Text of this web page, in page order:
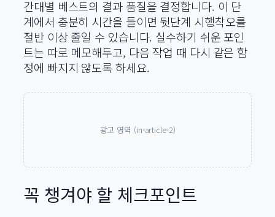
간대별 베스트의 결과 품질을 결정합니다. 이 단
계에서 충분히 시간을 들이면 뒷단계 시행착오를
절반 이상 줄일 수 있습니다. 실수하기 쉬운 포인
트는 따로 메모해두고, 다음 작업 때 다시 같은 함
정에 빠지지 않도록 하세요.
광고 영역 (in-article-2)
꼭 챙겨야 할 체크포인트